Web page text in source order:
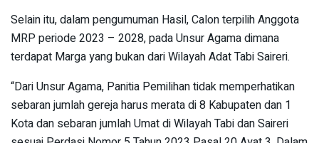
Selain itu, dalam pengumuman Hasil, Calon terpilih Anggota
MRP periode 2023 – 2028, pada Unsur Agama dimana
terdapat Marga yang bukan dari Wilayah Adat Tabi Saireri.
“Dari Unsur Agama, Panitia Pemilihan tidak memperhatikan
sebaran jumlah gereja harus merata di 8 Kabupaten dan 1
Kota dan sebaran jumlah Umat di Wilayah Tabi dan Saireri